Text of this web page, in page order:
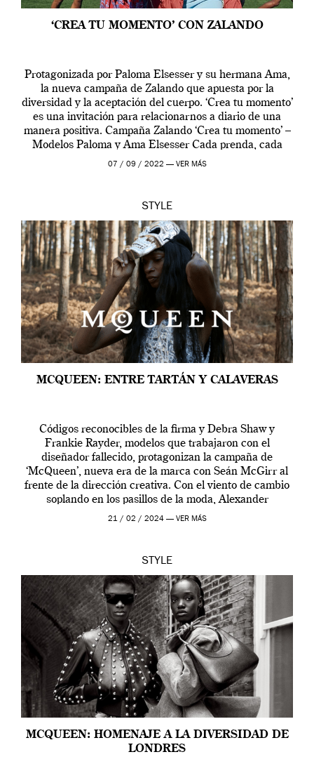
‘CREA TU MOMENTO’ CON ZALANDO
Protagonizada por Paloma Elsesser y su hermana Ama,
la nueva campaña de Zalando que apuesta por la
diversidad y la aceptación del cuerpo. ‘Crea tu momento’
es una invitación para relacionarnos a diario de una
manera positiva. Campaña Zalando ‘Crea tu momento’ –
Modelos Paloma y Ama Elsesser Cada prenda, cada
outfit, cada momento, caracteriza […]
07 / 09 / 2022 — VER MÁS
STYLE
MCQUEEN: ENTRE TARTÁN Y CALAVERAS
Códigos reconocibles de la firma y Debra Shaw y
Frankie Rayder, modelos que trabajaron con el
diseñador fallecido, protagonizan la campaña de
‘McQueen’, nueva era de la marca con Seán McGirr al
frente de la dirección creativa. Con el viento de cambio
soplando en los pasillos de la moda, Alexander
McQueen se prepara para una […]
21 / 02 / 2024 — VER MÁS
STYLE
MCQUEEN: HOMENAJE A LA DIVERSIDAD DE
LONDRES